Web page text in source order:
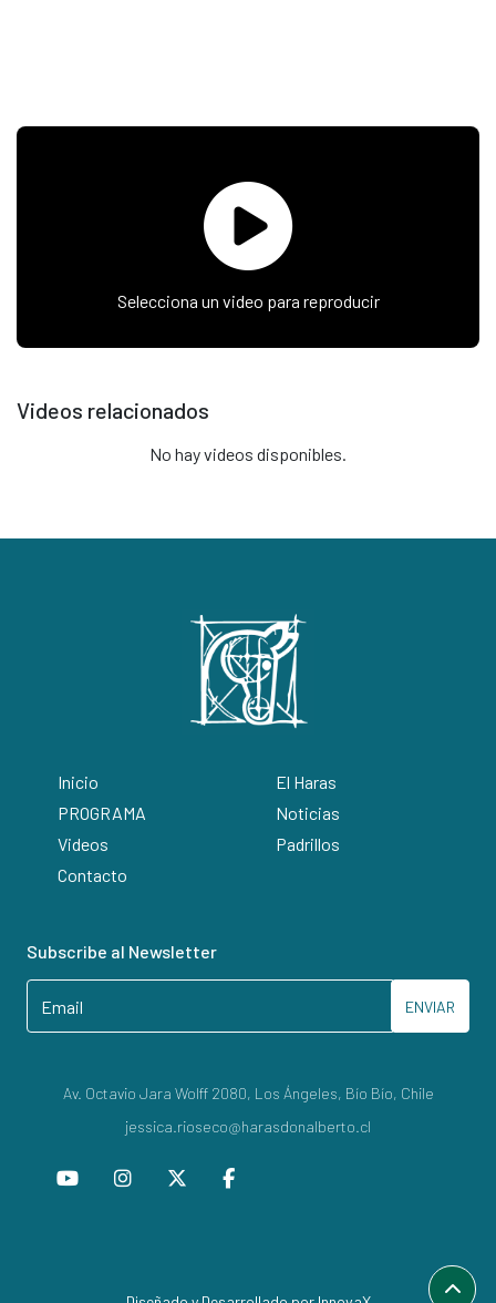
Selecciona un video para reproducir
Videos relacionados
No hay videos disponibles.
Inicio
El Haras
PROGRAMA
Noticias
Videos
Padrillos
Contacto
Subscribe al Newsletter
ENVIAR
Av. Octavio Jara Wolff 2080, Los Ángeles, Bío Bío, Chile
jessica.rioseco@harasdonalberto.cl